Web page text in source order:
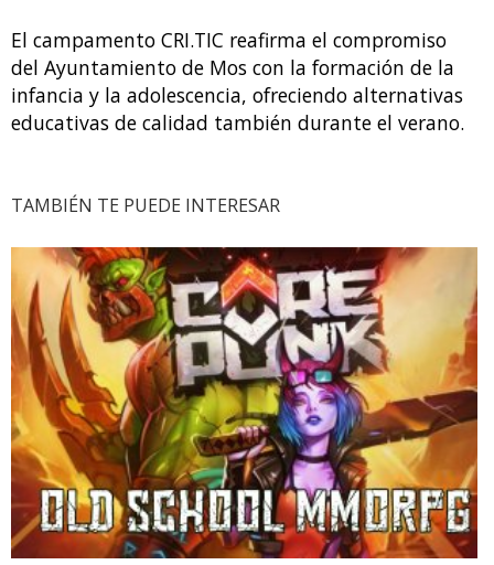
El campamento CRI.TIC reafirma el compromiso
del Ayuntamiento de Mos con la formación de la
infancia y la adolescencia, ofreciendo alternativas
educativas de calidad también durante el verano.
TAMBIÉN TE PUEDE INTERESAR